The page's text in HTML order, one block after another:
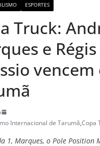
ESPORTES
Truck:
e Régis
vencem
Internacional de Tarumã,Copa
1, Marques, o Pole Position